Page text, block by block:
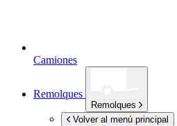
Camiones
Remolques
Remolques
Volver al menú principal